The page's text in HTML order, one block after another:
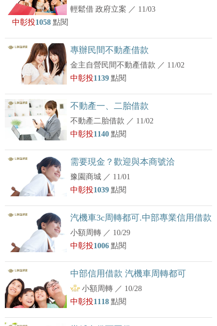
輕鬆借 政府立案 ／ 11/03
中彰投1058 點閱
專辦民間不動產借款
金主自營民間不動產借款 ／ 11/02
中彰投1139點閱
不動產一、二胎借款
不動產二胎借款 ／ 11/02
中彰投1140點閱
需要現金？歡迎與本商號洽
豫園商城 ／ 11/01
中彰投1039點閱
汽機車3c周轉都可.中部專業信用借款
小額周轉 ／ 10/29
中彰投1006點閱
中部信用借款 汽機車周轉都可
小額周轉 ／ 10/28
中彰投1118點閱